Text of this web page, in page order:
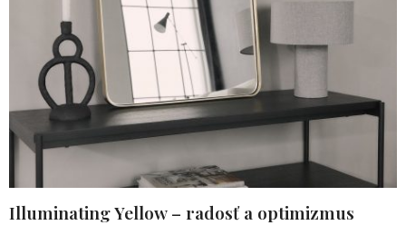
Illuminating Yellow – radosť a optimizmus